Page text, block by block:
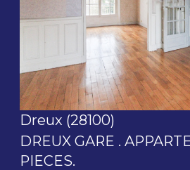
voir le
Dreux (28100)
DREUX GARE .
PIECES.